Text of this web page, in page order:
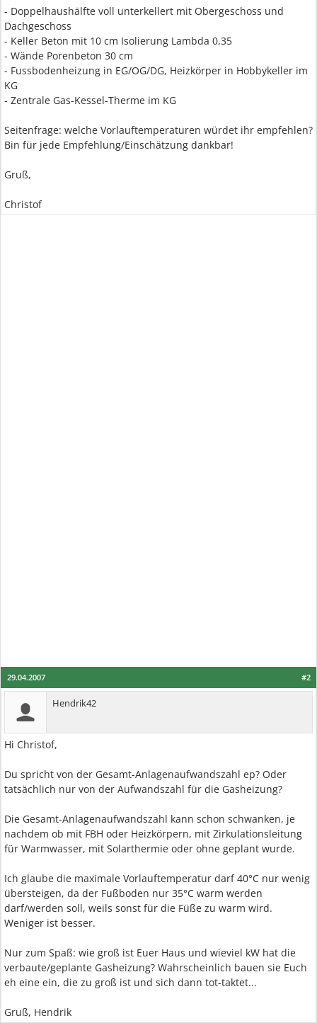
- Doppelhaushälfte voll unterkellert mit Obergeschoss und
Dachgeschoss
- Keller Beton mit 10 cm Isolierung Lambda 0,35
- Wände Porenbeton 30 cm
- Fussbodenheizung in EG/OG/DG, Heizkörper in Hobbykeller im
KG
- Zentrale Gas-Kessel-Therme im KG
Seitenfrage: welche Vorlauftemperaturen würdet ihr empfehlen?
Bin für jede Empfehlung/Einschätzung dankbar!
Gruß,
Christof
#2
29.04.2007
Hendrik42
Hi Christof,
Du spricht von der Gesamt-Anlagenaufwandszahl ep? Oder
tatsächlich nur von der Aufwandszahl für die Gasheizung?
Die Gesamt-Anlagenaufwandszahl kann schon schwanken, je
nachdem ob mit FBH oder Heizkörpern, mit Zirkulationsleitung
für Warmwasser, mit Solarthermie oder ohne geplant wurde.
Ich glaube die maximale Vorlauftemperatur darf 40°C nur wenig
übersteigen, da der Fußboden nur 35°C warm werden
darf/werden soll, weils sonst für die Füße zu warm wird.
Weniger ist besser.
Nur zum Spaß: wie groß ist Euer Haus und wieviel kW hat die
verbaute/geplante Gasheizung? Wahrscheinlich bauen sie Euch
eh eine ein, die zu groß ist und sich dann tot-taktet...
Gruß, Hendrik